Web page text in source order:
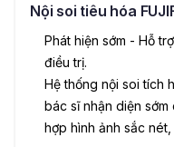
Nội soi tiêu hóa
Phát hiện sớm - Hỗ
điều trị.
Hệ thống nội soi tích
bác sĩ nhận diện
hợp hình ảnh sắc nét,